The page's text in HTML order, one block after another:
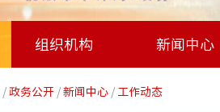
组织机构 新闻中心
/政务公开 /新闻中心 / 工作动态